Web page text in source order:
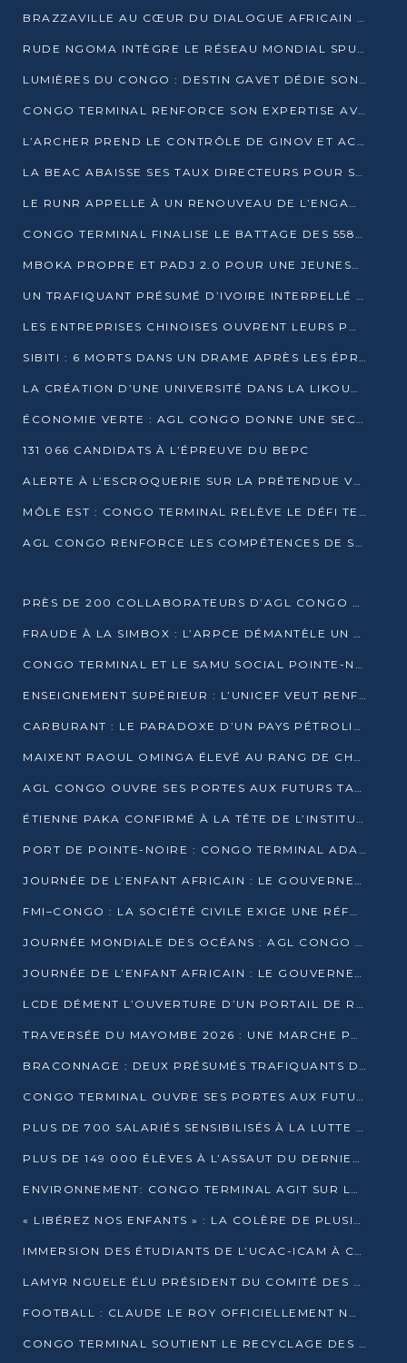
BRAZZAVILLE AU CŒUR DU DIALOGUE AFRICAIN SUR LES OBJECTIFS DE DÉVELOPPEMENT DURABLE
RUDE NGOMA INTÈGRE LE RÉSEAU MONDIAL SPUTNIK PRO APRÈS UNE FORMATION À MOSCOU
LUMIÈRES DU CONGO : DESTIN GAVET DÉDIE SON PRIX À L’UNITÉ NATIONALE ET À LA JEUNESSE
CONGO TERMINAL RENFORCE SON EXPERTISE AVEC NEUF NOUVEAUX FORMATEURS EN ENGINS PORTUAIRES
L’ARCHER PREND LE CONTRÔLE DE GINOV ET ACCÉLÈRE SON VIRAGE NUMÉRIQUE
LA BEAC ABAISSE SES TAUX DIRECTEURS POUR SOUTENIR LA CROISSANCE EN ZONE CEMAC
LE RUNR APPELLE À UN RENOUVEAU DE L’ENGAGEMENT MILITANT
CONGO TERMINAL FINALISE LE BATTAGE DES 558 PIEUX DU FUTUR QUAI DU MÔLE EST
MBOKA PROPRE ET PADJ 2.0 POUR UNE JEUNESSE PLUS AUTONOME
UN TRAFIQUANT PRÉSUMÉ D’IVOIRE INTERPELLÉ À DOLISIE
LES ENTREPRISES CHINOISES OUVRENT LEURS PORTES AUX JEUNES DIPLÔMÉS
SIBITI : 6 MORTS DANS UN DRAME APRÈS LES ÉPREUVES DU BEPC
LA CRÉATION D’UNE UNIVERSITÉ DANS LA LIKOUALA AU CŒUR D’UNE RÉFLEXION NATIONALE
ÉCONOMIE VERTE : AGL CONGO DONNE UNE SECONDE VIE À SES DÉCHETS INDUSTRIELS
131 066 CANDIDATS À L’ÉPREUVE DU BEPC
ALERTE À L’ESCROQUERIE SUR LA PRÉTENDUE VENTE DE PARCELLES AFAT
MÔLE EST : CONGO TERMINAL RELÈVE LE DÉFI TECHNIQUE DES SABLES BITUMINEUX
AGL CONGO RENFORCE LES COMPÉTENCES DE SES ÉQUIPES AVEC LA CERTIFICATION CACES® R483
PRÈS DE 200 COLLABORATEURS D’AGL CONGO EN FORMATION JUSQU’EN JUILLET
FRAUDE À LA SIMBOX : L’ARPCE DÉMANTÈLE UN RÉSEAU UTILISANT DES CARTES SIM OUGANDAISES
CONGO TERMINAL ET LE SAMU SOCIAL POINTE-NOIRE RENOUVELLENT LEUR PARTENARIAT EN FAVEUR DES JEUNES VULNÉRABLES
ENSEIGNEMENT SUPÉRIEUR : L’UNICEF VEUT RENFORCER LA RECHERCHE SUR LES QUESTIONS DE L’ENFANCE
CARBURANT : LE PARADOXE D’UN PAYS PÉTROLIER CONFRONTÉ À DES PÉNURIES RÉCURRENTES
MAIXENT RAOUL OMINGA ÉLEVÉ AU RANG DE CHEVALIER DE L’ORDRE DE L’AMITIÉ ENTRE LA RUSSIE ET LE CONGO
AGL CONGO OUVRE SES PORTES AUX FUTURS TALENTS DE LA LOGISTIQUE
ÉTIENNE PAKA CONFIRMÉ À LA TÊTE DE L’INSTITUT GÉOGRAPHIQUE NATIONAL
PORT DE POINTE-NOIRE : CONGO TERMINAL ADAPTE SON DRAGAGE AUX SABLES BITUMINEUX
JOURNÉE DE L’ENFANT AFRICAIN : LE GOUVERNEMENT RÉAFFIRME SON ENGAGEMENT POUR L’ACCÈS À L’EAU ET À L’ASSAINISSEMENT
FMI–CONGO : LA SOCIÉTÉ CIVILE EXIGE UNE RÉFORME DE LA FISCALITÉ PÉTROLIÈRE
JOURNÉE MONDIALE DES OCÉANS : AGL CONGO MOBILISE SES COLLABORATEURS POUR LA PRÉSERVATION DE LA BIODIVERSITÉ MARINE
JOURNÉE DE L’ENFANT AFRICAIN : LE GOUVERNEMENT MOBILISÉ POUR L’HYGIÈNE DANS LES ORPHELINATS
LCDE DÉMENT L’OUVERTURE D’UN PORTAIL DE RECRUTEMENT ET APPELLE À LA VIGILANCE
TRAVERSÉE DU MAYOMBE 2026 : UNE MARCHE POUR SENSIBILISER ET DÉPISTER AU DIABÈTE
BRACONNAGE : DEUX PRÉSUMÉS TRAFIQUANTS D’HIPPOPOTAME ÉCROUÉS À BRAZZAVILLE
CONGO TERMINAL OUVRE SES PORTES AUX FUTURS INGÉNIEURS DE L’UCAC-ICAM
PLUS DE 700 SALARIÉS SENSIBILISÉS À LA LUTTE CONTRE LA TUBERCULOSE À CONGO TERMINAL
PLUS DE 149 000 ÉLÈVES À L’ASSAUT DU DERNIER CEPE
ENVIRONNEMENT: CONGO TERMINAL AGIT SUR LE TERRAIN ET FORME LES PLUS JEUNES
« LIBÉREZ NOS ENFANTS » : LA COLÈRE DE PLUSIEURS MÈRES À BRAZZAVILLE CONTRE LA DGSP
IMMERSION DES ÉTUDIANTS DE L’UCAC-ICAM À CONGO TERMINAL
LAMYR NGUELE ÉLU PRÉSIDENT DU COMITÉ DES MEMBRES D’HONNEUR DU PCT
FOOTBALL : CLAUDE LE ROY OFFICIELLEMENT NOMMÉ SÉLECTIONNEUR DU CONGO
CONGO TERMINAL SOUTIENT LE RECYCLAGE DES DÉCHETS PLASTIQUES À POINTE-NOIRE